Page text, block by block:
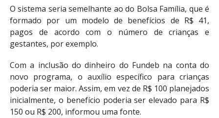
O sistema seria semelhante ao do Bolsa Família, que é
formado por um modelo de benefícios de R$ 41,
pagos de acordo com o número de crianças e
gestantes, por exemplo.
Com a inclusão do dinheiro do Fundeb na conta do
novo programa, o auxílio específico para crianças
poderia ser maior. Assim, em vez de R$ 100 planejados
inicialmente, o benefício poderia ser elevado para R$
150 ou R$ 200, informou uma fonte.